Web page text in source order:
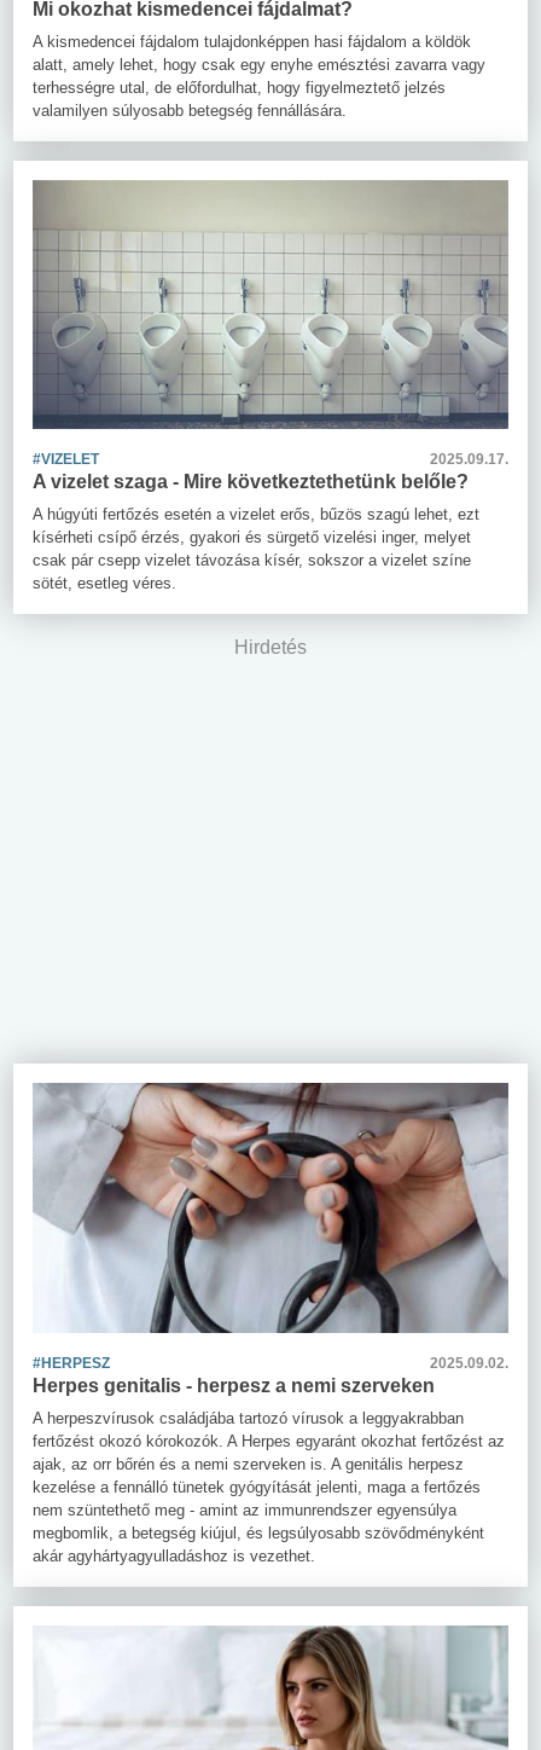
Mi okozhat kismedencei fájdalmat?
A kismedencei fájdalom tulajdonképpen hasi fájdalom a köldök
alatt, amely lehet, hogy csak egy enyhe emésztési zavarra vagy
terhességre utal, de előfordulhat, hogy figyelmeztető jelzés
valamilyen súlyosabb betegség fennállására.
#VIZELET 2025.09.17.
A vizelet szaga - Mire következtethetünk belőle?
A húgyúti fertőzés esetén a vizelet erős, bűzös szagú lehet, ezt
kísérheti csípő érzés, gyakori és sürgető vizelési inger, melyet
csak pár csepp vizelet távozása kísér, sokszor a vizelet színe
sötét, esetleg véres.
Hirdetés
#HERPESZ 2025.09.02.
Herpes genitalis - herpesz a nemi szerveken
A herpeszvírusok családjába tartozó vírusok a leggyakrabban
fertőzést okozó kórokozók. A Herpes egyaránt okozhat fertőzést az
ajak, az orr bőrén és a nemi szerveken is. A genitális herpesz
kezelése a fennálló tünetek gyógyítását jelenti, maga a fertőzés
nem szüntethető meg - amint az immunrendszer egyensúlya
megbomlik, a betegség kiújul, és legsúlyosabb szövődményként
akár agyhártyagyulladáshoz is vezethet.